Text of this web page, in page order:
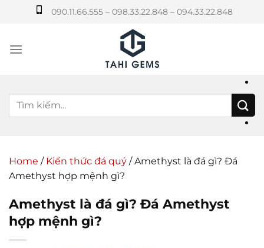
dung
090.11.66.555 – 098.33.22.848 – 094.33.22.848
Home / Kiến thức đá quý /Amethyst là đá gì? Đá
Amethyst hợp mệnh gì?
Amethyst là đá gì? Đá Amethyst
hợp mệnh gì?